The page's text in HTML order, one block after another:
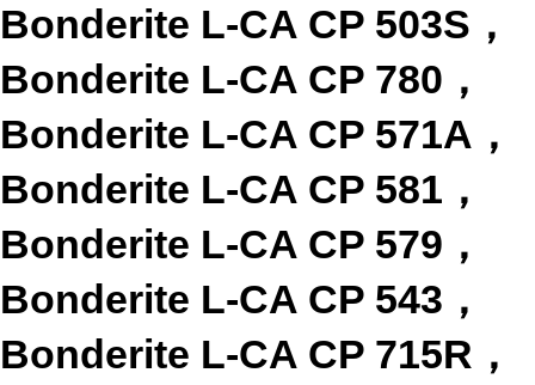
Bonderite L-CA CP 503S ，
Bonderite L-CA CP 780 ，
Bonderite L-CA CP 571A ，
Bonderite L-CA CP 581 ，
Bonderite L-CA CP 579 ，
Bonderite L-CA CP 543 ，
Bonderite L-CA CP 715R ，